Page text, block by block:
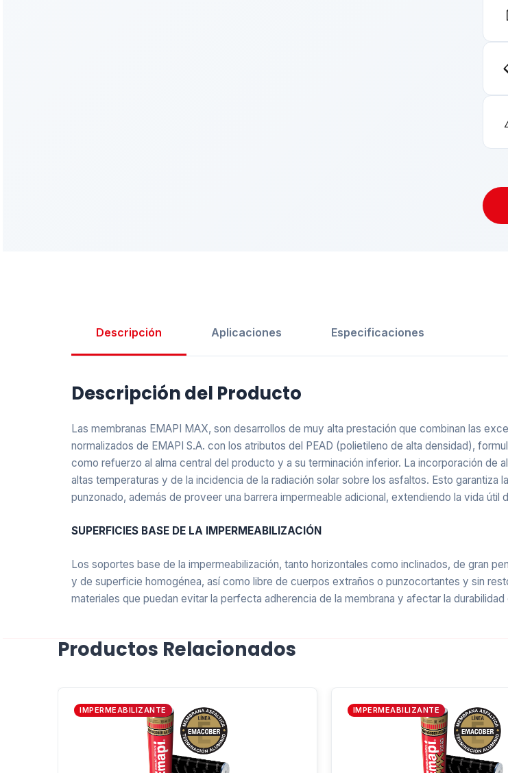
Descripción Aplicaciones Especificaciones
Descripción del Producto
Las membranas EMAPI MAX, son desarrollos de muy alta prestación que combinan las
normalizados de EMAPI S.A. con los atributos del PEAD (polietileno de alta densidad),
como refuerzo al alma central del producto y a su terminación inferior. La incorporación
altas temperaturas y de la incidencia de la radiación solar sobre los asfaltos. Esto
punzonado, además de proveer una barrera impermeable adicional, extendiendo la vida útil
SUPERFICIES BASE DE LA IMPERMEABILIZACIÓN
Los soportes base de la impermeabilización, tanto horizontales como inclinados, de gran
y de superficie homogénea, así como libre de cuerpos extraños o punzocortantes y sin
materiales que puedan evitar la perfecta adherencia de la membrana y afectar la durabilidad
El producto que Ud. está evaluando está especialmente recomendado para ser
no transitables, en cualquier tipo de pendiente, sean de losa de hormigón,
Productos Relacionados
IMPERMEABILIZANTE IMPERMEABILIZANTE